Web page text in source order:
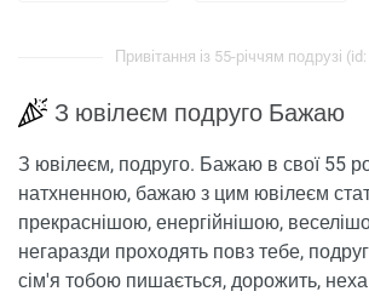
Привітання із 55-річчям подрузі
З ювілеєм подруго Бажаю
З ювілеєм, подруго. Бажаю в свої 55
натхненною, бажаю з цим ювілеєм
прекраснішою, енергійнішою,
негаразди проходять повз тебе,
сім'я тобою пишається, дорожить,